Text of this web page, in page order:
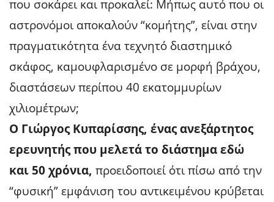
που σοκάρει και προκαλεί: Μήπως αυτό που οι
αστρονόμοι αποκαλούν “κομήτης”, είναι στην
πραγματικότητα ένα τεχνητό διαστημικό
σκάφος, καμουφλαρισμένο σε μορφή βράχου,
διαστάσεων περίπου 40 εκατομμυρίων
χιλιομέτρων;
Ο Γιώργος Κυπαρίσσης, ένας ανεξάρτητος
ερευνητής που μελετά το διάστημα εδώ
και 50 χρόνια, προειδοποιεί ότι πίσω από την
“φυσική” εμφάνιση του αντικειμένου κρύβεται